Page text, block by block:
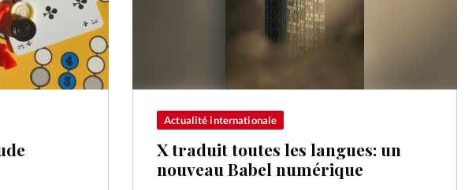
Actualité internationale
X traduit toutes les langues: un
nouveau Babel numérique